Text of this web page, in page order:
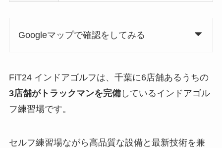
Googleマップで確認をしてみる
FiT24 インドアゴルフは、千葉に6店舗あるうちの
3店舗がトラックマンを完備しているインドアゴル
フ練習場です。
セルフ練習場ながら高品質な設備と最新技術を兼